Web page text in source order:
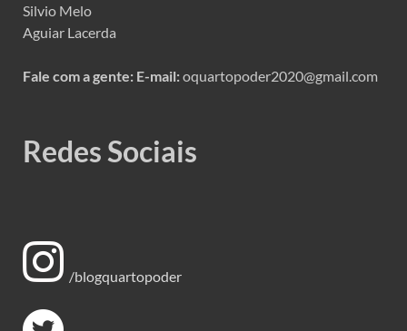
Silvio Melo
Aguiar Lacerda
Fale com a gente: E-mail:oquartopoder2020@gmail.com
Redes Sociais
/blogquartopoder